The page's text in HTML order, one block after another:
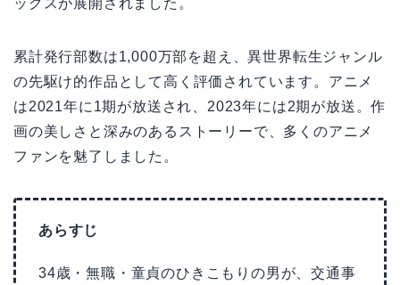
累計発行部数は1,000万部を超え、異世界転生ジャンル
の先駆け的作品として高く評価されています。アニメ
は2021年に1期が放送され、2023年には2期が放送。作
画の美しさと深みのあるストーリーで、多くのアニメ
ファンを魅了しました。
あらすじ
34歳・無職・童貞のひきこもりの男が、交通事